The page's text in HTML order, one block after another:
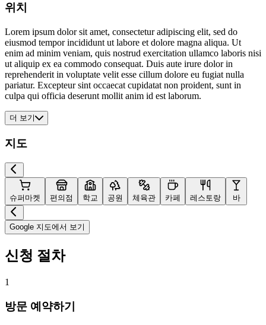
위치
Lorem ipsum dolor sit amet, consectetur adipiscing elit, sed do
eiusmod tempor incididunt ut labore et dolore magna aliqua. Ut
enim ad minim veniam, quis nostrud exercitation ullamco laboris nisi
ut aliquip ex ea commodo consequat. Duis aute irure dolor in
reprehenderit in voluptate velit esse cillum dolore eu fugiat nulla
pariatur. Excepteur sint occaecat cupidatat non proident, sunt in
culpa qui officia deserunt mollit anim id est laborum.
더 보기
지도
슈퍼마켓 편의점 학교 공원 체육관 카페 레스토랑 바
Google 지도에서 보기
신청 절차
1
방문 예약하기